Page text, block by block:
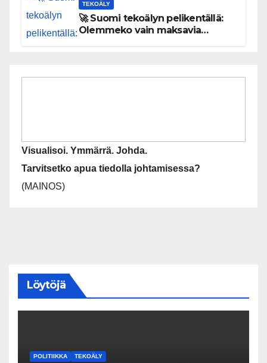
TEKOÄLY
🚀 Suomi tekoälyn pelikentällä:
Olemmeko vain maksavia
Visualisoi. Ymmärrä. Johda.
Tarvitsetko apua tiedolla johtamisessa?
(MAINOS)
Löytöjä
POLITIIKKA TEKOÄLY